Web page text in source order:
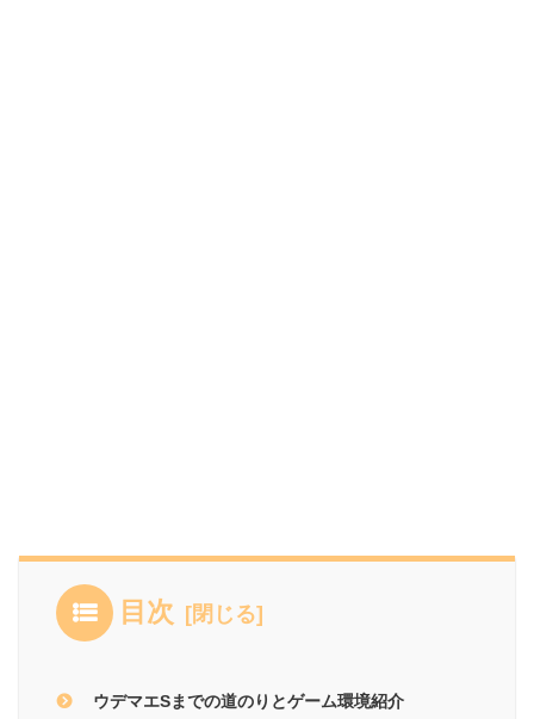
目次
ウデマエSまでの道のりとゲーム環境紹介